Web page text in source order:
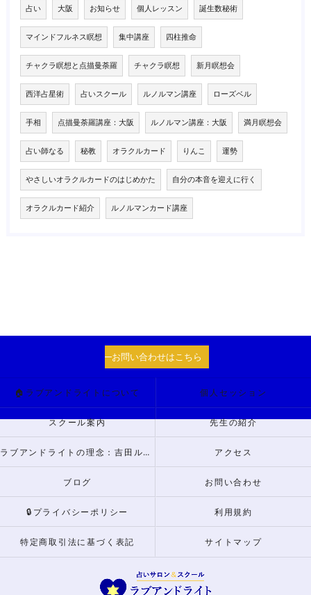
占い 大阪 お知らせ 個人レッスン 誕生数秘術
マインドフルネス瞑想 集中講座 四柱推命
チャクラ瞑想と点描曼荼羅 チャクラ瞑想 新月瞑想会
西洋占星術 占いスクール ルノルマン講座 ローズベル
手相 点描曼荼羅講座：大阪 ルノルマン講座：大阪 満月瞑想会
占い師なる 秘教 オラクルカード りんこ 運勢
やさしいオラクルカードのはじめかた 自分の本音を迎えに行く
オラクルカード紹介 ルノルマンカード講座
お問い合わせはこちら
🏠ラブアンドライトについて 個人セッション
スクール案内 先生の紹介
ラブアンドライトの理念：吉田ルナからのメッセージ アクセス
ブログ お問い合わせ
🔒プライバシーポリシー 利用規約
特定商取引法に基づく表記 サイトマップ